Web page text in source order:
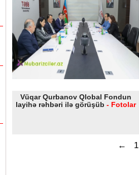
Vüqar Qurbanov Qlobal Fondun
layihə rəhbəri ilə görüşüb - Fotolar
← 1